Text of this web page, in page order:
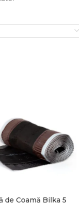
de Coamă Bilka 5